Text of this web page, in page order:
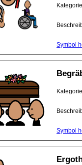
Symbol
Symbol